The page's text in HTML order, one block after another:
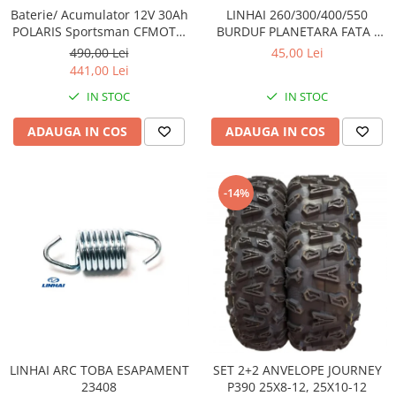
Baterii ATV
Bloc lumini
Blocuri Comenzi
Bobina inductie
Butoane
CALCULATOR SERVO
ELECTROMOTOR
Relee
Rotor
Termostate
Protectii
Armura Moto
Centura Spate
Gat
Genunchiere
Touring
Vesta
Baterie/ Acumulator 12V 30Ah
POLARIS Sportsman CFMOTO
400 / 450 AU / 550 / 625 / 820 /
850 / 1000 fara intretinere
490,00 Lei
441,00 Lei
IN STOC
ADAUGA IN COS
LINHAI 260/300/400/550
BURDUF PLANETARA FATA /
SPATE 24403
45,00 Lei
IN STOC
ADAUGA IN COS
LINHAI ARC TOBA ESAPAMENT
23408
-14%
SET 2+2 ANVELOPE JOURNEY
P390 25X8-12, 25X10-12